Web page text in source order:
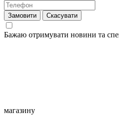
Замовити Скасувати
Бажаю отримувати новини та
магазину